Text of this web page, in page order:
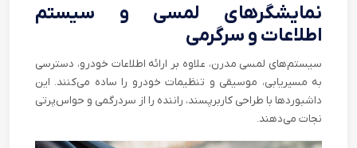
نمایشگرهای لمسی و سیستم
اطلاعات و سرگرمی
سیستم‌های لمسی مدرن، علاوه بر ارائه اطلاعات خودرو، دسترسی
به مسیریابی، موسیقی و تنظیمات خودرو را ساده می‌کنند. این
داشبوردها با طراحی کاربرپسند، راننده را از سردرگمی و حواس‌پرتی
نجات می‌دهند.